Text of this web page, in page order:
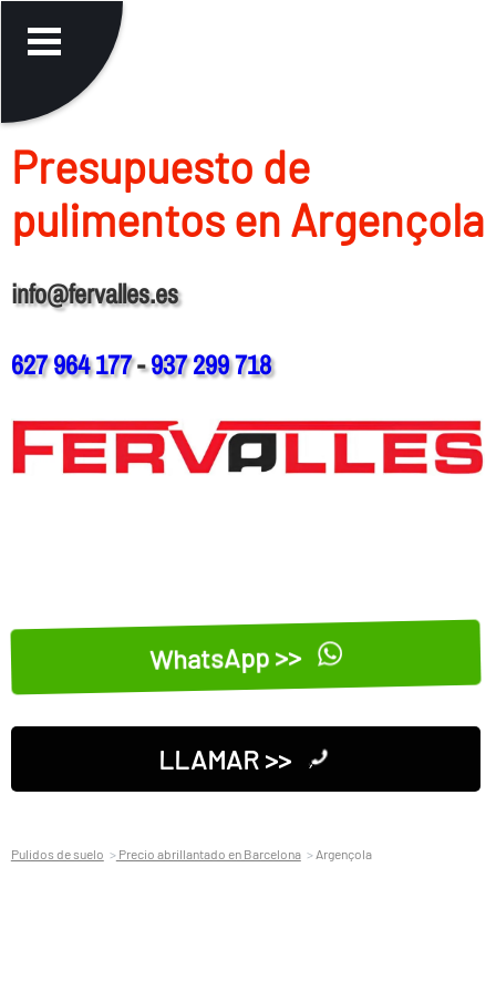
Presupuesto de
pulimentos en Argençola
info@fervalles.es
627 964 177-937 299 718
WhatsApp >>
LLAMAR >>
Pulidos de suelo Precio abrillantado en Barcelona Argençola